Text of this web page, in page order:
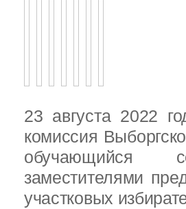
23 августа 2022
комиссия
обучающийся
заместителями
участковых